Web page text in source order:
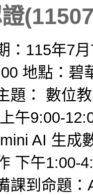
：115年7
地點：碧
題： 數位
午9:00-
AI 生成
下午1:00-
課到命題